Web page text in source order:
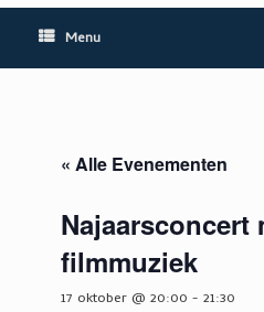
Menu
« Alle Evenementen
Najaarsconcert
filmmuziek
17 oktober @ 20:00 - 21:30